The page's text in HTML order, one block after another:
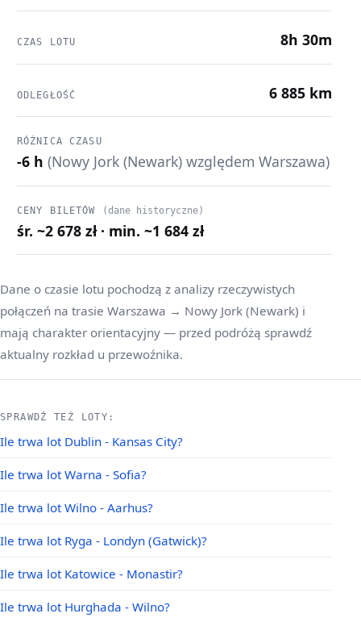
CZAS LOTU 8h 30m
ODLEGŁOŚĆ 6 885 km
RÓŻNICA CZASU
-6 h (Nowy Jork (Newark) względem Warszawa)
CENY BILETÓW (dane historyczne)
śr. ~2 678 zł · min. ~1 684 zł
Dane o czasie lotu pochodzą z analizy rzeczywistych
połączeń na trasie Warszawa → Nowy Jork (Newark) i
mają charakter orientacyjny — przed podróżą sprawdź
aktualny rozkład u przewoźnika.
SPRAWDŹ TEŻ LOTY:
Ile trwa lot Dublin - Kansas City?
Ile trwa lot Warna - Sofia?
Ile trwa lot Wilno - Aarhus?
Ile trwa lot Ryga - Londyn (Gatwick)?
Ile trwa lot Katowice - Monastir?
Ile trwa lot Hurghada - Wilno?